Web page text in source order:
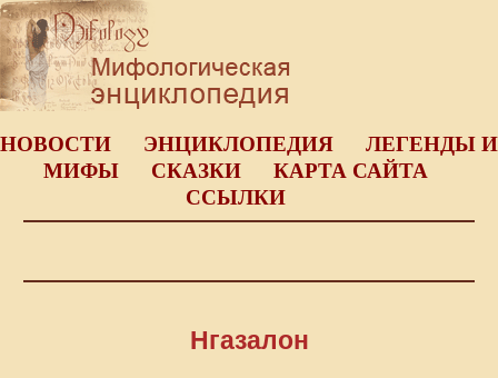
НОВОСТИ ЭНЦИКЛОПЕДИЯ
ЛЕГЕНДЫ И
МИФЫ
СКАЗКИ
КАРТА САЙТА
ССЫЛКИ
Нгазалон